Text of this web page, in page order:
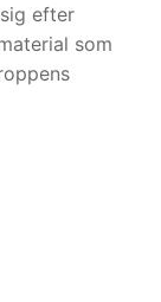
efter
som